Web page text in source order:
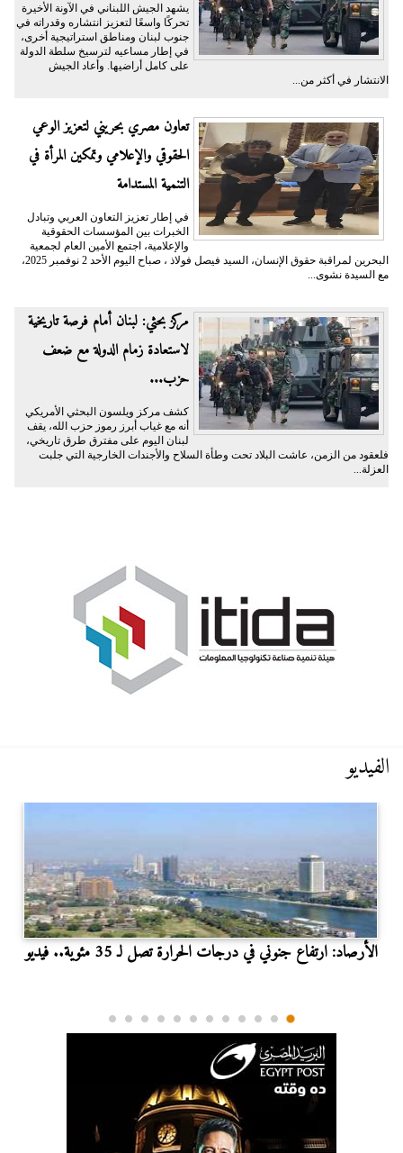
يشهد الجيش اللبناني في الآونة الأخيرة
تحركًا واسعًا لتعزيز انتشاره وقدراته في
جنوب لبنان ومناطق استراتيجية أخرى،
في إطار مساعيه لترسيخ سلطة الدولة
على كامل أراضيها. وأعاد الجيش
الانتشار في أكثر من...
تعاون مصري بحريني لتعزيز الوعي
الحقوقي والإعلامي وتمكين المرأة في
التنمية المستدامة
في إطار تعزيز التعاون العربي وتبادل
الخبرات بين المؤسسات الحقوقية
والإعلامية، اجتمع الأمين العام لجمعية
البحرين لمراقبة حقوق الإنسان، السيد فيصل فولاذ ، صباح اليوم الأحد 2 نوفمبر 2025،
مع السيدة نشوى...
مركز بحثي: لبنان أمام فرصة تاريخية
لاستعادة زمام الدولة مع ضعف
حزب...
كشف مركز ويلسون البحثي الأمريكي
أنه مع غياب أبرز رموز حزب الله، يقف
لبنان اليوم على مفترق طرق تاريخي،
فلعقود من الزمن، عاشت البلاد تحت وطأة السلاح والأجندات الخارجية التي جلبت
العزلة...
الفيديو
الأرصاد: ارتفاع جنوني في درجات الحرارة تصل لـ 35 مئوية.. فيديو